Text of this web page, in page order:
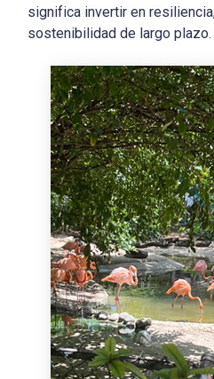
significa invertir en
sostenibilidad de largo plazo.